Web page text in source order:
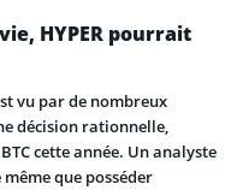
HYPER pourrait
vu par de nombreux
décision rationnelle,
cette année. Un analyste
que posséder